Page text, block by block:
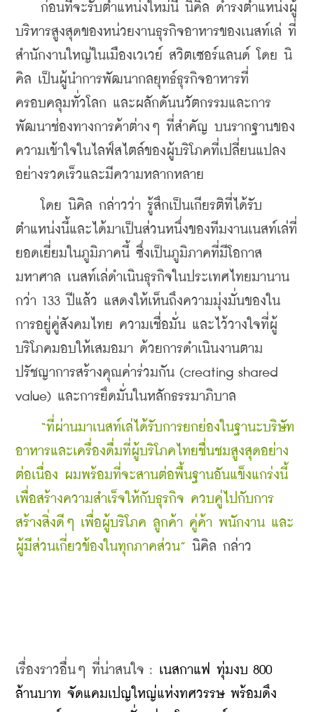
ก่อนที่จะรับตำแหน่งใหม่นี้ นิคิล ดำรงตำแหน่งผู้
บริหารสูงสุดของหน่วยงานธุรกิจอาหารของเนสท์เล่ ที่
สำนักงานใหญ่ในเมืองเวเวย์ สวิตเซอร์แลนด์ โดย นิ
คิล เป็นผู้นำการพัฒนากลยุทธ์ธุรกิจอาหารที่
ครอบคลุมทั่วโลก และผลักดันนวัตกรรมและการ
พัฒนาช่องทางการค้าต่างๆ ที่สำคัญ บนรากฐานของ
ความเข้าใจในไลฟ์สไตล์ของผู้บริโภคที่เปลี่ยนแปลง
อย่างรวดเร็วและมีความหลากหลาย
โดย นิคิล กล่าวว่า รู้สึกเป็นเกียรติที่ได้รับ
ตำแหน่งนี้และได้มาเป็นส่วนหนึ่งของทีมงานเนสท์เล่ที่
ยอดเยี่ยมในภูมิภาคนี้ ซึ่งเป็นภูมิภาคที่มีโอกาส
มหาศาล เนสท์เล่ดำเนินธุรกิจในประเทศไทยมานาน
กว่า 133 ปีแล้ว แสดงให้เห็นถึงความมุ่งมั่นของใน
การอยู่คู่สังคมไทย ความเชื่อมั่น และไว้วางใจที่ผู้
บริโภคมอบให้เสมอมา ด้วยการดำเนินงานตาม
ปรัชญาการสร้างคุณค่าร่วมกัน (creating shared
value) และการยึดมั่นในหลักธรรมาภิบาล
“ที่ผ่านมาเนสท์เล่ได้รับการยกย่องในฐานะบริษัท
อาหารและเครื่องดื่มที่ผู้บริโภคไทยชื่นชมสูงสุดอย่าง
ต่อเนื่อง ผมพร้อมที่จะสานต่อพื้นฐานอันแข็งแกร่งนี้
เพื่อสร้างความสำเร็จให้กับธุรกิจ ควบคู่ไปกับการ
สร้างสิ่งดีๆ เพื่อผู้บริโภค ลูกค้า คู่ค้า พนักงาน และ
ผู้มีส่วนเกี่ยวข้องในทุกภาคส่วน” นิคิล กล่าว
เรื่องราวอื่นๆ ที่น่าสนใจ : เนสกาแฟ ทุ่มงบ 800
ล้านบาท จัดแคมเปญใหญ่แห่งทศวรรษ พร้อมดึง